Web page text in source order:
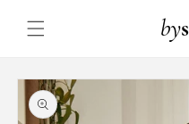
content
Skip to
product
information